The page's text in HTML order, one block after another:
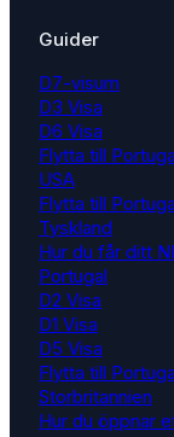
Guider
D7-visum
D3 Visa
D6 Visa
Flytta till
USA
Flytta till
Tyskland
Hur du får ditt
Portugal
D2 Visa
D1 Visa
D5 Visa
Flytta till
Storbritannien
Hur du öppnar